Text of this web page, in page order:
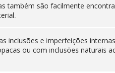
também são facilmente
inclusões e imperfeições
ou com inclusões naturais